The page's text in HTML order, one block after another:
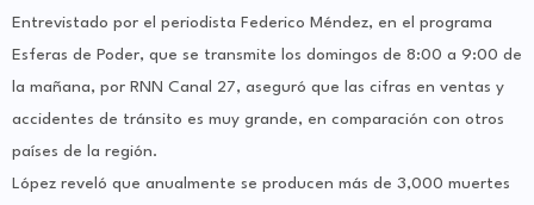
Entrevistado por el periodista Federico Méndez, en el programa
Esferas de Poder, que se transmite los domingos de 8:00 a 9:00 de
la mañana, por RNN Canal 27, aseguró que las cifras en ventas y
accidentes de tránsito es muy grande, en comparación con otros
países de la región.
López reveló que anualmente se producen más de 3,000 muertes